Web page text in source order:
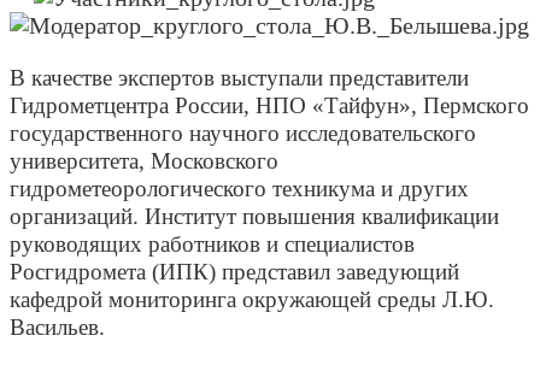
В качестве экспертов выступали представители
Гидрометцентра России, НПО «Тайфун», Пермского
государственного научного исследовательского
университета, Московского
гидрометеорологического техникума и других
организаций. Институт повышения квалификации
руководящих работников и специалистов
Росгидромета (ИПК) представил заведующий
кафедрой мониторинга окружающей среды Л.Ю.
Васильев.